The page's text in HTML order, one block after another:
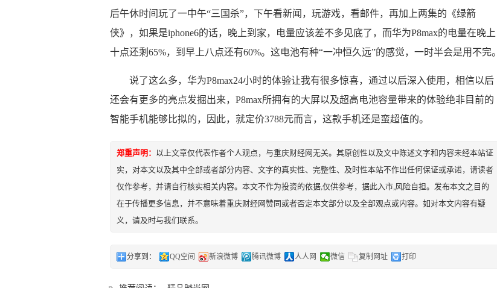
后午休时间玩了一中午“三国杀”，下午看新闻，玩游戏，看邮件，再加上两集的《绿箭
侠》，如果是iphone6的话，晚上到家，电量应该差不多见底了，而华为P8max的电量在晚上
十点还剩65%，到早上八点还有60%。这电池有种“一冲恒久远”的感觉，一时半会是用不完。
说了这么多，华为P8max24小时的体验让我有很多惊喜，通过以后深入使用，相信以后
还会有更多的亮点发掘出来，P8max所拥有的大屏以及超高电池容量带来的体验绝非目前的
智能手机能够比拟的，因此，就定价3788元而言，这款手机还是蛮超值的。
郑重声明： 以上文章仅代表作者个人观点，与重庆财经网无关。其原创性以及文中陈述文字和内容未经本站证
实，对本文以及其中全部或者部分内容、文字的真实性、完整性、及时性本站不作出任何保证或承诺，请读者
仅作参考，并请自行核实相关内容。本文不作为投资的依据,仅供参考，据此入市,风险自担。发布本文之目的
在于传播更多信息，并不意味着重庆财经网赞同或者否定本文部分以及全部观点或内容。如对本文内容有疑
义，请及时与我们联系。
分享到： QQ空间 新浪微博 腾讯微博 人人网 微信 复制网址 打印